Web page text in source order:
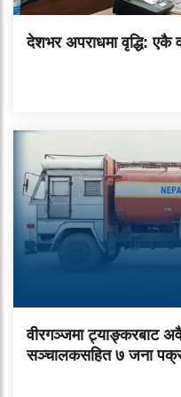
देशभर अपराधमा वृद्धि: एकै
वीरगञ्जमा ट्याङ्करबाट
सञ्चालकसहित ७ जना